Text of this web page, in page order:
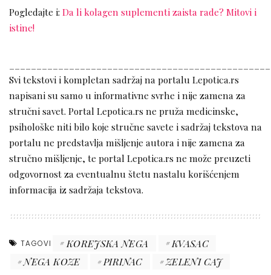
Pogledajte i: Da li kolagen suplementi zaista rade? Mitovi i
istine!
Svi tekstovi i kompletan sadržaj na portalu Lepotica.rs
napisani su samo u informativne svrhe i nije zamena za
stručni savet. Portal Lepotica.rs ne pruža medicinske,
psihološke niti bilo koje stručne savete i sadržaj tekstova na
portalu ne predstavlja mišljenje autora i nije zamena za
stručno mišljenje, te portal Lepotica.rs ne može preuzeti
odgovornost za eventualnu štetu nastalu korišćenjem
informacija iz sadržaja tekstova.
TAGOVI KOREJSKA NEGA
KVASAC
NEGA KOZE
PIRINAC ZELENI CAJ